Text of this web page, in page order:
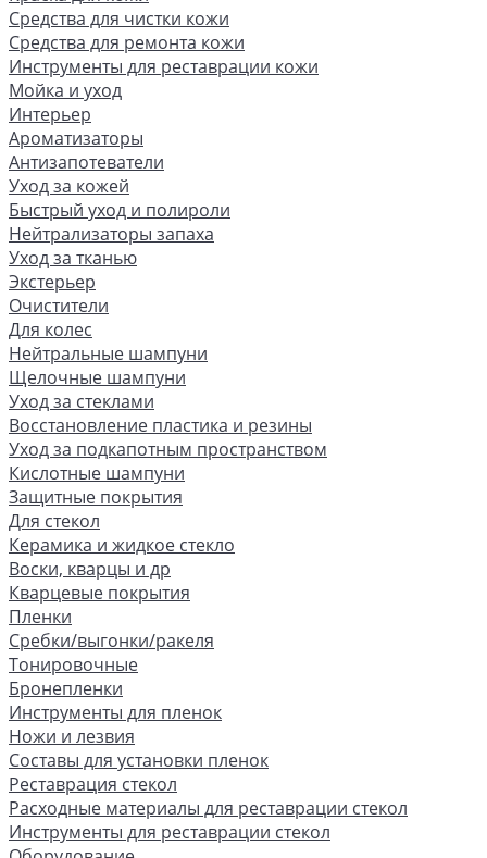
Средства для чистки кожи
Средства для ремонта кожи
Инструменты для реставрации кожи
Мойка и уход
Интерьер
Ароматизаторы
Антизапотеватели
Уход за кожей
Быстрый уход и полироли
Нейтрализаторы запаха
Уход за тканью
Экстерьер
Очистители
Для колес
Нейтральные шампуни
Щелочные шампуни
Уход за стеклами
Восстановление пластика и резины
Уход за подкапотным пространством
Кислотные шампуни
Защитные покрытия
Для стекол
Керамика и жидкое стекло
Воски, кварцы и др
Кварцевые покрытия
Пленки
Сребки/выгонки/ракеля
Тонировочные
Бронепленки
Инструменты для пленок
Ножи и лезвия
Составы для установки пленок
Реставрация стекол
Расходные материалы для реставрации стекол
Инструменты для реставрации стекол